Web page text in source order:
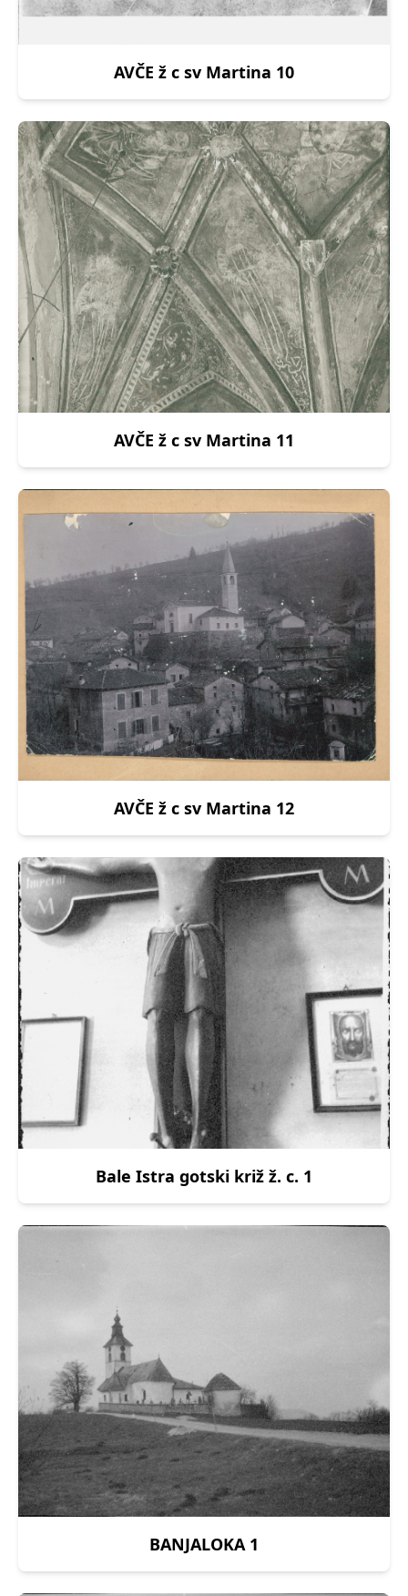
AVČE ž c sv Martina 10
AVČE ž c sv Martina 11
AVČE ž c sv Martina 12
Bale Istra gotski križ ž. c. 1
BANJALOKA 1